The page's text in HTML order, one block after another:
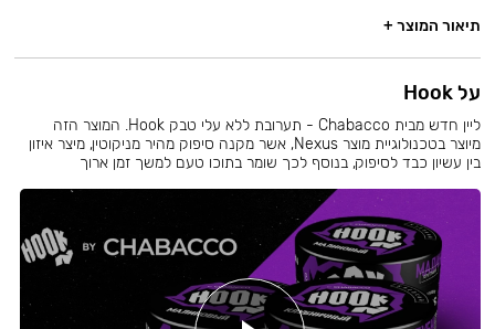
תיאור המוצר +
על Hook
ליין חדש מבית Chabacco - תערובת ללא עלי טבק Hook. המוצר הזה
מיוצר בטכנולוגיית מוצר Nexus, אשר מקנה סיפוק מהיר מניקוטין, מיצר איזון
בין עשיון כבד לסיפוק, בנוסף לכך שומר בתוכו טעם למשך זמן ארוך